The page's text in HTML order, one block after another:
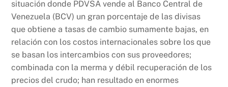
situación donde PDVSA vende al Banco Central de
Venezuela (BCV) un gran porcentaje de las divisas
que obtiene a tasas de cambio sumamente bajas, en
relación con los costos internacionales sobre los que
se basan los intercambios con sus proveedores;
combinada con la merma y débil recuperación de los
precios del crudo; han resultado en enormes